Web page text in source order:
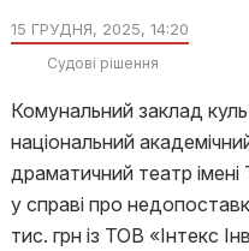
15 ГРУДНЯ, 2025, 14:20
Судові рішення
Комунальний заклад
національний
драматичний театр
у справі про
тис. грн із ТОВ «Інтекс